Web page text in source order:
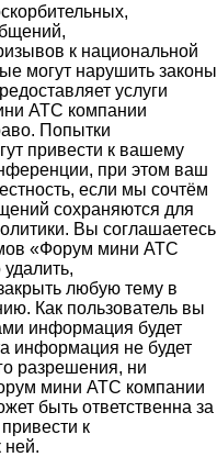
к национальной
могут нарушить законы
услуги
АТС компании
Попытки
привести к вашему
при этом ваш
если мы сочтём
сохраняются для
Вы соглашаетесь
«Форум мини АТС
любую тему в
Как пользователь вы
информация будет
информация не будет
разрешения, ни
мини АТС компании
быть ответственна за
к
ней.